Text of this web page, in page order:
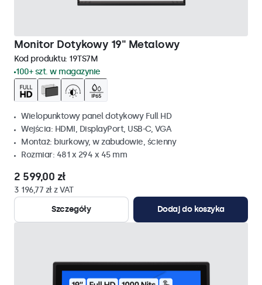
Monitor Dotykowy 19" Metalowy
Kod produktu: 19TS7M
100+ szt. w magazynie
Wielopunktowy panel dotykowy Full HD
Wejścia: HDMI, DisplayPort, USB-C, VGA
Montaż: biurkowy, w zabudowie, ścienny
Rozmiar: 481 x 294 x 45 mm
2 599,00 zł
3 196,77 zł z VAT
Szczegóły
Dodaj do koszyka